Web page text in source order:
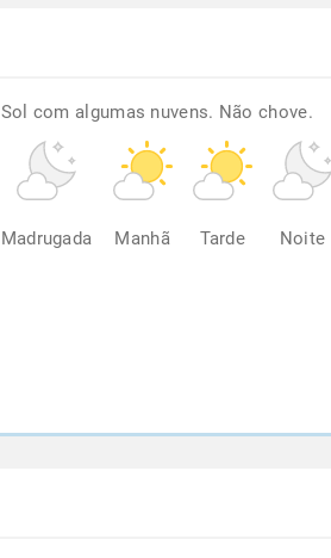
Sol com algumas nuvens. Não chove.
Madrugada Manhã Tarde Noite